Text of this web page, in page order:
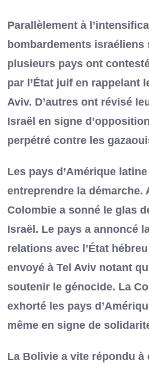
Parallèlement à
bombardements israéliens
plusieurs pays ont
par l’État juif en rappelant
Aviv. D’autres ont révisé
Israël en signe
perpétré contre les
Les pays d’Amérique
entreprendre la démarche.
Colombie a sonné le glas
Israël. Le pays a annoncé
relations avec l’État
envoyé à Tel Aviv notant
soutenir le génocide. La
exhorté les pays
même en signe de
La Bolivie a vite répondu à